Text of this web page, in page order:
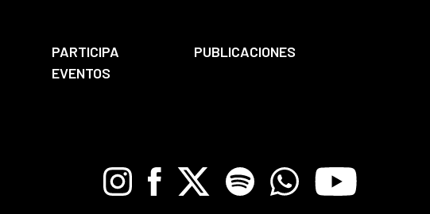
PARTICIPA
PUBLICACIONES
EVENTOS
InstagramFacebook
X Spotify WhatsappYoutube